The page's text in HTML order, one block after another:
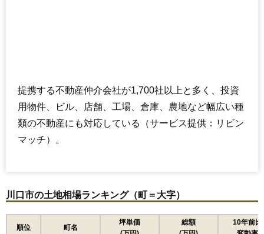
提携する不動産仲介会社が1,700社以上と多く、投資
用物件、ビル、店舗、工場、倉庫、農地など幅広い種
類の不動産にも対応している（サービス提供：リビン
マッチ）。
川口市の土地相場ランキング（町＝大字）
順位 町名
坪単価
総額
10年前比